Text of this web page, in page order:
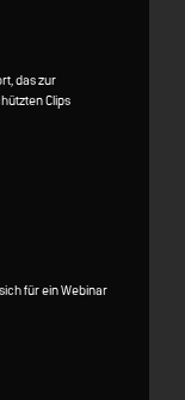
das zur
Clips
für ein Webinar